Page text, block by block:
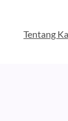
Tentang